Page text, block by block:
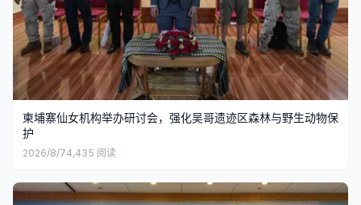
柬埔寨仙女机构举办研讨会，强化吴哥遗迹区森林与野生动物保
护
2026/8/74,435 阅读